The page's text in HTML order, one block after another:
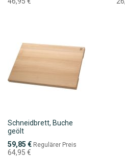
Schneidbrett, Buche
geölt
Sonderpreis
59,85 € Regulärer Preis
64,95 €